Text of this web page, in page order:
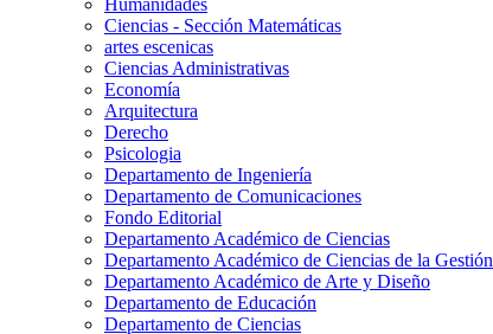
Humanidades
Ciencias - Sección Matemáticas
artes escenicas
Ciencias Administrativas
Economía
Arquitectura
Derecho
Psicologia
Departamento de Ingeniería
Departamento de Comunicaciones
Fondo Editorial
Departamento Académico de Ciencias
Departamento Académico de Ciencias de la Gestión
Departamento Académico de Arte y Diseño
Departamento de Educación
Departamento de Ciencias